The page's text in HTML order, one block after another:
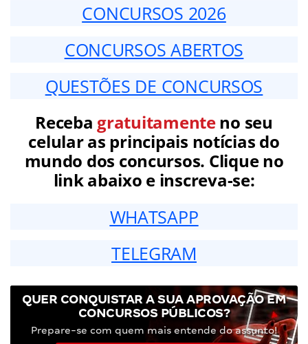
CONCURSOS 2026
CONCURSOS ABERTOS
QUESTÕES DE CONCURSOS
Receba gratuitamenteno seu
celular as principais notícias do
mundo dos concursos. Clique no
link abaixo e inscreva-se:
WHATSAPP
TELEGRAM
QUER CONQUISTAR A SUA APROVAÇÃO EM
CONCURSOS PÚBLICOS?
Prepare-se com quem mais entende do assunto!